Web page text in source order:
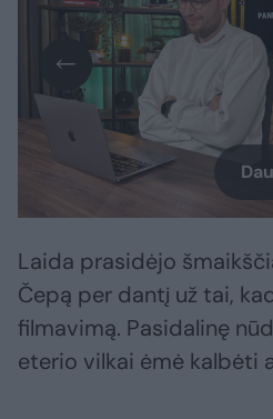
Laida prasidėjo
Čepą per dantį už tai,
filmavimą. Pasidalinę
eterio vilkai ėmė kalbėti